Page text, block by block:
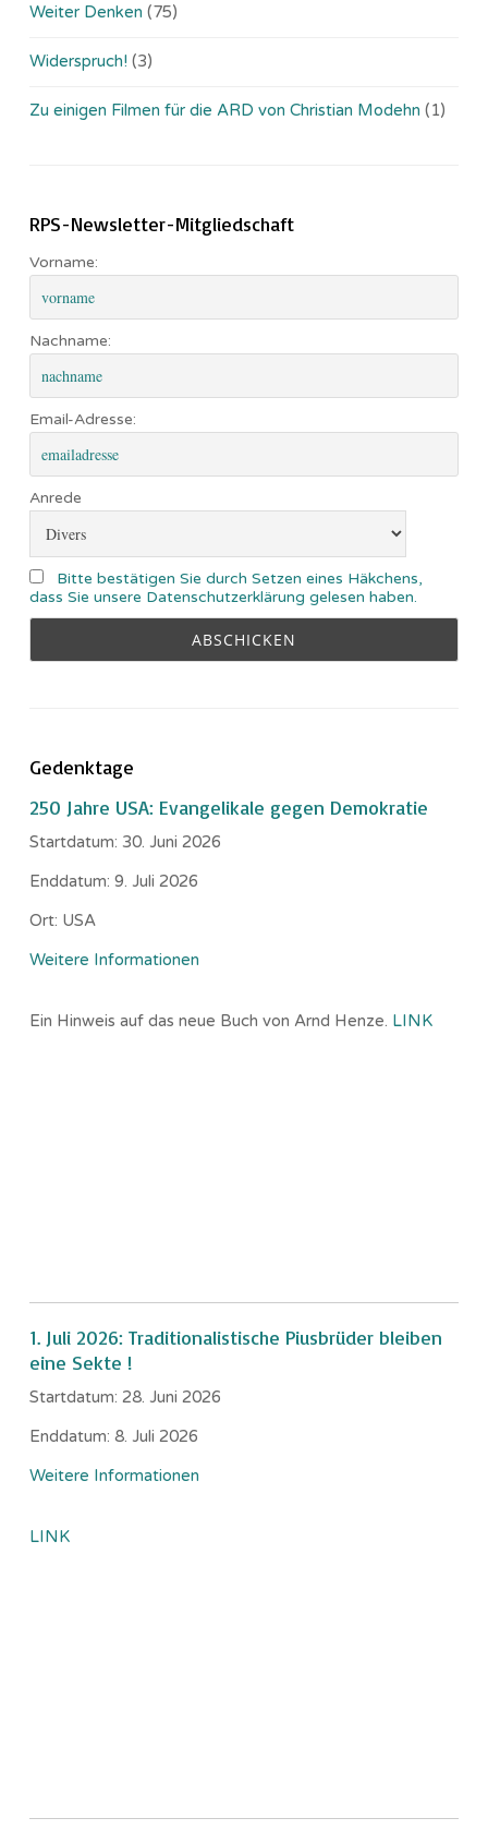
Weiter Denken (75)
Widerspruch! (3)
Zu einigen Filmen für die ARD von Christian Modehn (1)
RPS-Newsletter-Mitgliedschaft
Vorname:
Nachname:
Email-Adresse:
Anrede
Bitte bestätigen Sie durch Setzen eines Häkchens,
dass Sie unsere Datenschutzerklärung gelesen haben.
Gedenktage
250 Jahre USA: Evangelikale gegen Demokratie
Startdatum: 30. Juni 2026
Enddatum: 9. Juli 2026
Ort: USA
Weitere Informationen
Ein Hinweis auf das neue Buch von Arnd Henze. LINK
1. Juli 2026: Traditionalistische Piusbrüder bleiben
eine Sekte !
Startdatum: 28. Juni 2026
Enddatum: 8. Juli 2026
Weitere Informationen
LINK